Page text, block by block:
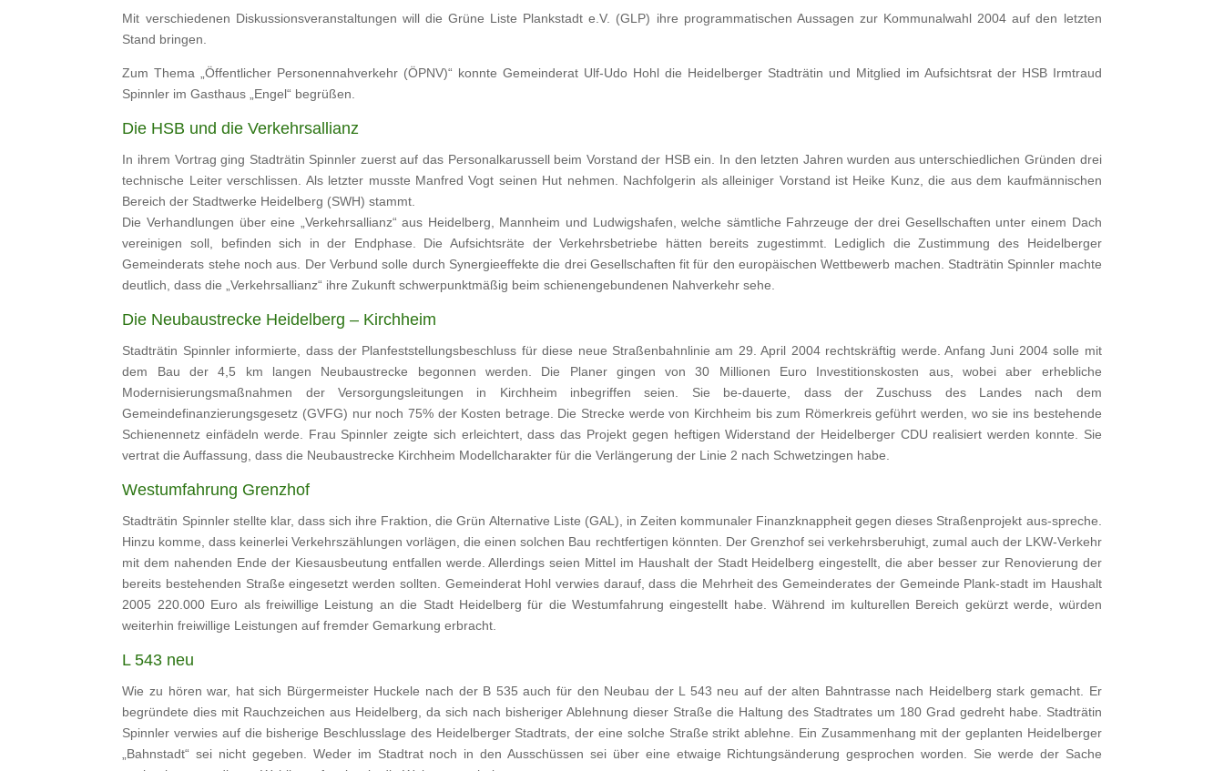
Mit verschiedenen Diskussionsveranstaltungen will die Grüne Liste Plankstadt e.V. (GLP) ihre programmatischen Aussagen zur Kommunalwahl 2004 auf den letzten
Stand bringen.
Zum Thema „Öffentlicher Personennahverkehr (ÖPNV)“ konnte Gemeinderat Ulf-Udo Hohl die Heidelberger Stadträtin und Mitglied im Aufsichtsrat der HSB Irmtraud
Spinnler im Gasthaus „Engel“ begrüßen.
Die HSB und die Verkehrsallianz
In ihrem Vortrag ging Stadträtin Spinnler zuerst auf das Personalkarussell beim Vorstand der HSB ein. In den letzten Jahren wurden aus unterschiedlichen Gründen drei
technische Leiter verschlissen. Als letzter musste Manfred Vogt seinen Hut nehmen. Nachfolgerin als alleiniger Vorstand ist Heike Kunz, die aus dem kaufmännischen
Bereich der Stadtwerke Heidelberg (SWH) stammt.
Die Verhandlungen über eine „Verkehrsallianz“ aus Heidelberg, Mannheim und Ludwigshafen, welche sämtliche Fahrzeuge der drei Gesellschaften unter einem Dach
vereinigen soll, befinden sich in der Endphase. Die Aufsichtsräte der Verkehrsbetriebe hätten bereits zugestimmt. Lediglich die Zustimmung des Heidelberger
Gemeinderats stehe noch aus. Der Verbund solle durch Synergieeffekte die drei Gesellschaften fit für den europäischen Wettbewerb machen. Stadträtin Spinnler machte
deutlich, dass die „Verkehrsallianz“ ihre Zukunft schwerpunktmäßig beim schienengebundenen Nahverkehr sehe.
Die Neubaustrecke Heidelberg – Kirchheim
Stadträtin Spinnler informierte, dass der Planfeststellungsbeschluss für diese neue Straßenbahnlinie am 29. April 2004 rechtskräftig werde. Anfang Juni 2004 solle mit
dem Bau der 4,5 km langen Neubaustrecke begonnen werden. Die Planer gingen von 30 Millionen Euro Investitionskosten aus, wobei aber erhebliche
Modernisierungsmaßnahmen der Versorgungsleitungen in Kirchheim inbegriffen seien. Sie be-dauerte, dass der Zuschuss des Landes nach dem
Gemeindefinanzierungsgesetz (GVFG) nur noch 75% der Kosten betrage. Die Strecke werde von Kirchheim bis zum Römerkreis geführt werden, wo sie ins bestehende
Schienennetz einfädeln werde. Frau Spinnler zeigte sich erleichtert, dass das Projekt gegen heftigen Widerstand der Heidelberger CDU realisiert werden konnte. Sie
vertrat die Auffassung, dass die Neubaustrecke Kirchheim Modellcharakter für die Verlängerung der Linie 2 nach Schwetzingen habe.
Westumfahrung Grenzhof
Stadträtin Spinnler stellte klar, dass sich ihre Fraktion, die Grün Alternative Liste (GAL), in Zeiten kommunaler Finanzknappheit gegen dieses Straßenprojekt aus-spreche.
Hinzu komme, dass keinerlei Verkehrszählungen vorlägen, die einen solchen Bau rechtfertigen könnten. Der Grenzhof sei verkehrsberuhigt, zumal auch der LKW-Verkehr
mit dem nahenden Ende der Kiesausbeutung entfallen werde. Allerdings seien Mittel im Haushalt der Stadt Heidelberg eingestellt, die aber besser zur Renovierung der
bereits bestehenden Straße eingesetzt werden sollten. Gemeinderat Hohl verwies darauf, dass die Mehrheit des Gemeinderates der Gemeinde Plank-stadt im Haushalt
2005 220.000 Euro als freiwillige Leistung an die Stadt Heidelberg für die Westumfahrung eingestellt habe. Während im kulturellen Bereich gekürzt werde, würden
weiterhin freiwillige Leistungen auf fremder Gemarkung erbracht.
L 543 neu
Wie zu hören war, hat sich Bürgermeister Huckele nach der B 535 auch für den Neubau der L 543 neu auf der alten Bahntrasse nach Heidelberg stark gemacht. Er
begründete dies mit Rauchzeichen aus Heidelberg, da sich nach bisheriger Ablehnung dieser Straße die Haltung des Stadtrates um 180 Grad gedreht habe. Stadträtin
Spinnler verwies auf die bisherige Beschlusslage des Heidelberger Stadtrats, der eine solche Straße strikt ablehne. Ein Zusammenhang mit der geplanten Heidelberger
„Bahnstadt“ sei nicht gegeben. Weder im Stadtrat noch in den Ausschüssen sei über eine etwaige Richtungsänderung gesprochen worden. Sie werde der Sache